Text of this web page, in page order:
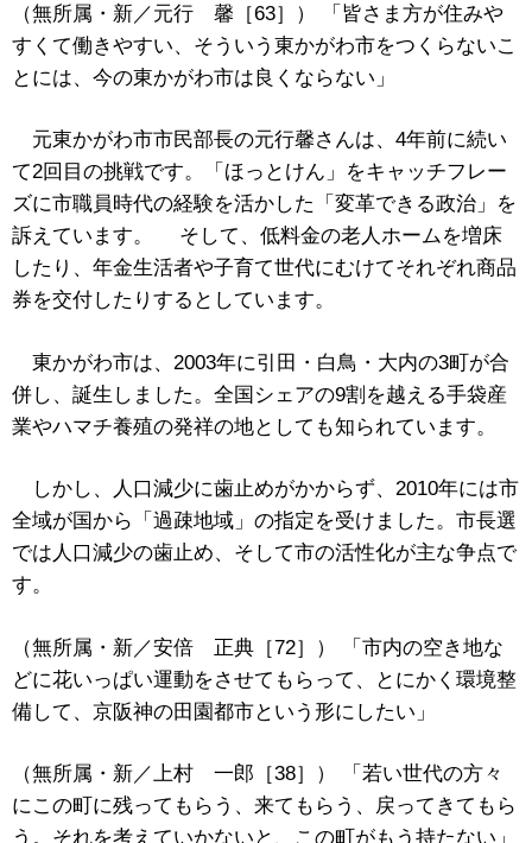
（無所属・新／元行 馨［63］） 「皆さま方が住みや
すくて働きやすい、そういう東かがわ市をつくらないこ
とには、今の東かがわ市は良くならない」
元東かがわ市市民部長の元行馨さんは、4年前に続い
て2回目の挑戦です。「ほっとけん」をキャッチフレー
ズに市職員時代の経験を活かした「変革できる政治」を
訴えています。 そして、低料金の老人ホームを増床
したり、年金生活者や子育て世代にむけてそれぞれ商品
券を交付したりするとしています。
東かがわ市は、2003年に引田・白鳥・大内の3町が合
併し、誕生しました。全国シェアの9割を越える手袋産
業やハマチ養殖の発祥の地としても知られています。
しかし、人口減少に歯止めがかからず、2010年には市
全域が国から「過疎地域」の指定を受けました。市長選
では人口減少の歯止め、そして市の活性化が主な争点で
す。
（無所属・新／安倍 正典［72］） 「市内の空き地な
どに花いっぱい運動をさせてもらって、とにかく環境整
備して、京阪神の田園都市という形にしたい」
（無所属・新／上村 一郎［38］） 「若い世代の方々
にこの町に残ってもらう、来てもらう、戻ってきてもら
う。それを考えていかないと、この町がもう持たない」